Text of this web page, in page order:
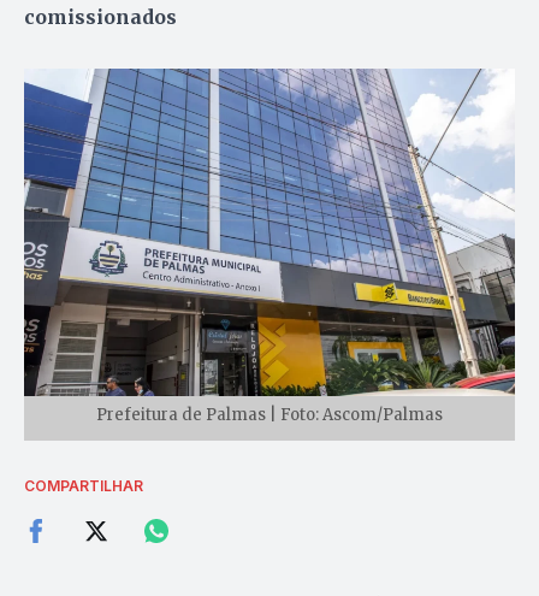
comissionados
Prefeitura de Palmas | Foto: Ascom/Palmas
COMPARTILHAR